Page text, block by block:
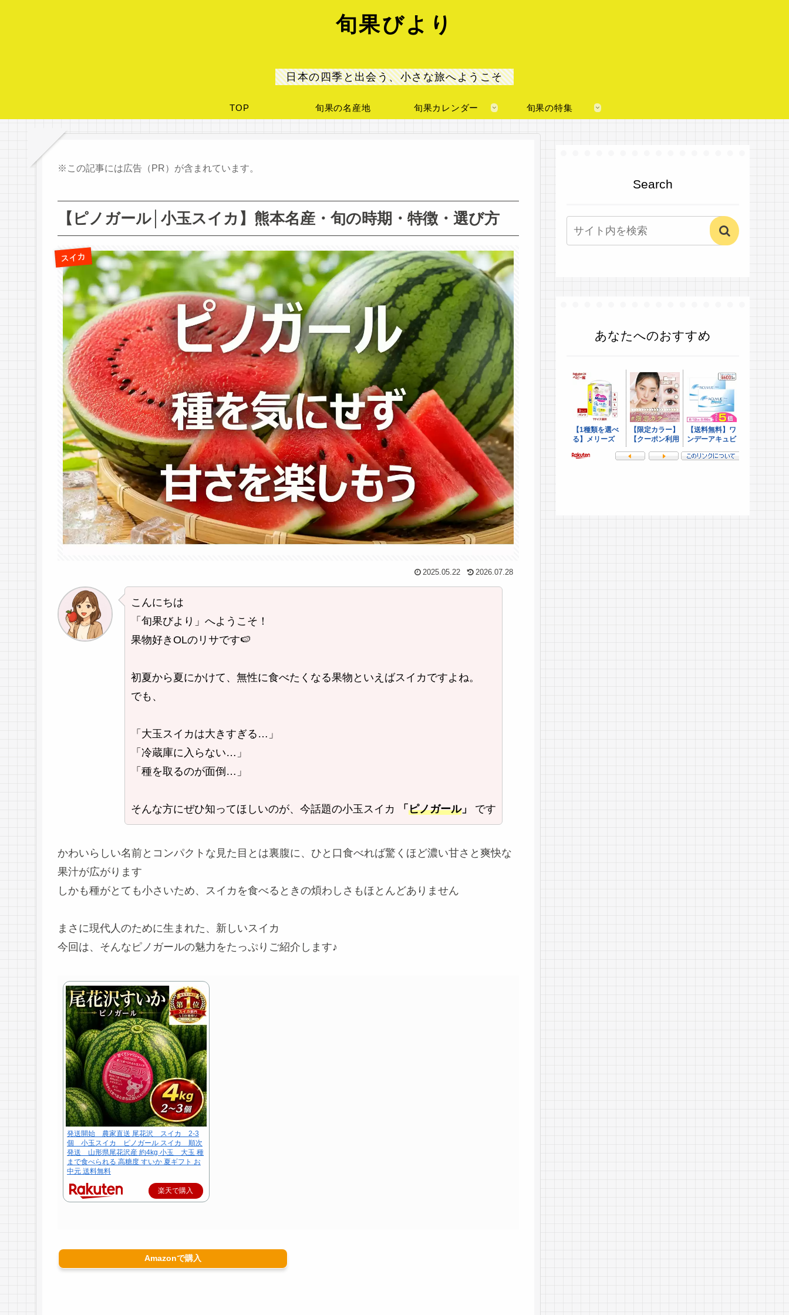
旬果びより
日本の四季と出会う、小さな旅へようこそ
TOP 旬果の名産地 旬果カレンダー 旬果の特集
※この記事には広告（PR）が含まれています。
【ピノガール│小玉スイカ】熊本名産・旬の時期・特徴・選び方
スイカ
2025.05.22 2026.07.28
こんにちは
「旬果びより」へようこそ！
果物好きOLのリサです🍉
初夏から夏にかけて、無性に食べたくなる果物といえばスイカですよね。
でも、
「大玉スイカは大きすぎる…」
「冷蔵庫に入らない…」
「種を取るのが面倒…」
そんな方にぜひ知ってほしいのが、今話題の小玉スイカ 「ピノガール」 です
かわいらしい名前とコンパクトな見た目とは裏腹に、ひと口食べれば驚くほど濃い甘さと爽快な
果汁が広がります
しかも種がとても小さいため、スイカを食べるときの煩わしさもほとんどありません
まさに現代人のために生まれた、新しいスイカ
今回は、そんなピノガールの魅力をたっぷりご紹介します♪
発送開始 農家直送 尾花沢 スイカ 2-3
個 小玉スイカ ピノガール スイカ 順次
発送 山形県尾花沢産 約4kg 小玉 大玉 種
まで食べられる 高糖度 すいか 夏ギフト お
中元 送料無料
楽天で購入
Amazonで購入
Search
あなたへのおすすめ